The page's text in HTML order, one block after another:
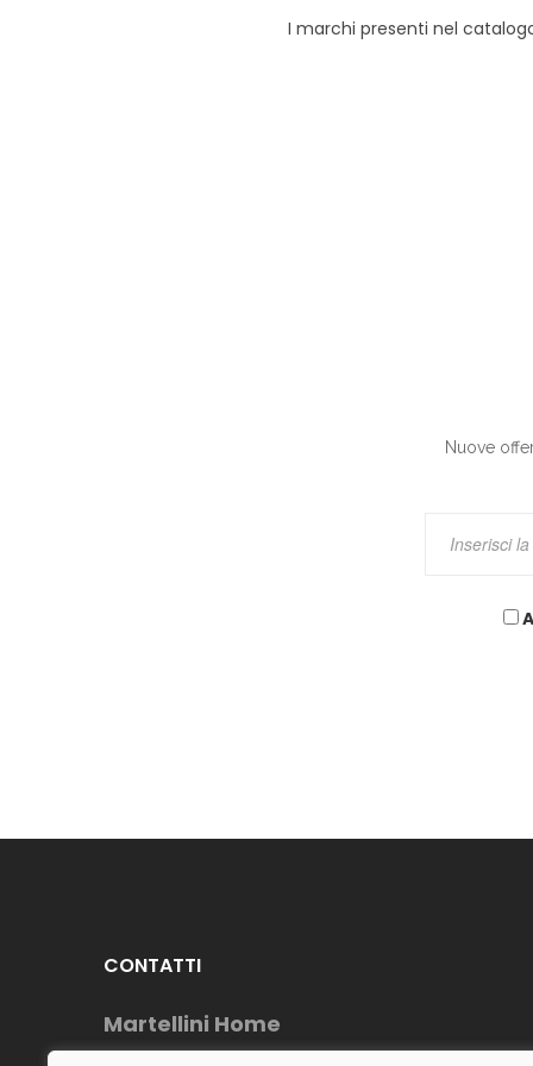
I marchi presenti nel
Nuove
CONTATTI
Martellini Home